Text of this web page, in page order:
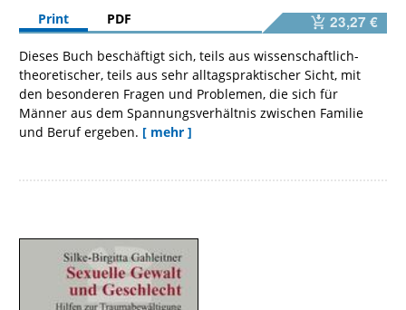
Print
PDF 23,27 €
Dieses Buch beschäftigt sich, teils aus wissenschaftlich-
theoretischer, teils aus sehr alltagspraktischer Sicht, mit
den besonderen Fragen und Problemen, die sich für
Männer aus dem Spannungsverhältnis zwischen Familie
und Beruf ergeben. [ mehr ]